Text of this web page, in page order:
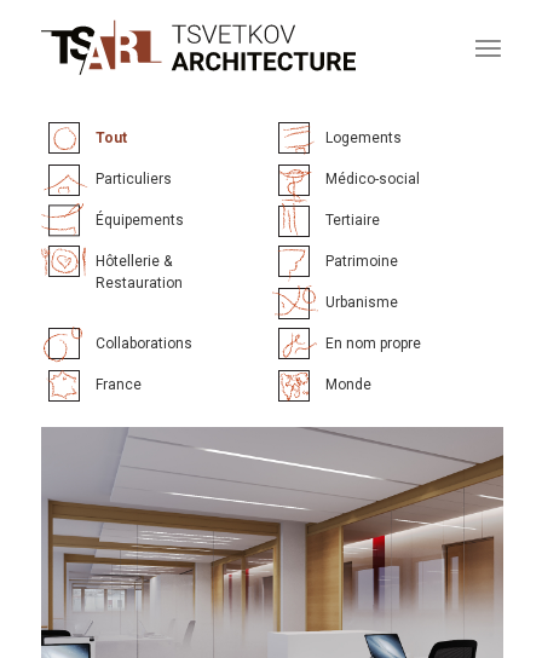
Tout Logements
Particuliers Médico-social
Équipements Tertiaire
Hôtellerie &
Restauration
Patrimoine
Urbanisme
Collaborations En nom propre
France Monde